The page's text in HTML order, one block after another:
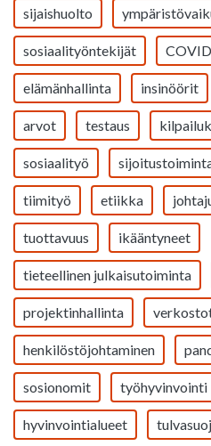
sijaishuolto
sosiaalityöntekijät
elämänhallinta insinöörit
arvot testaus
sosiaalityö
tiimityö etiikka
tuottavuus ikääntyneet
tieteellinen julkaisutoiminta
projektinhallinta
henkilöstöjohtaminen
sosionomit työhyvinvointi
hyvinvointialueet